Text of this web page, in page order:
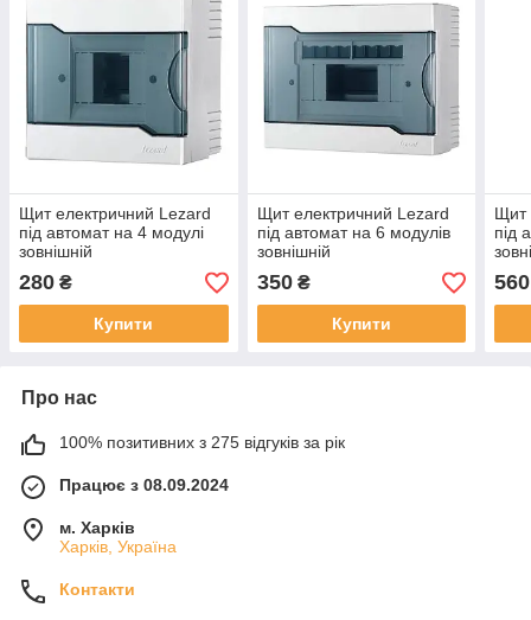
Щит електричний Lezard
під автомат на 4 модулі
зовнішній
280 ₴
Купити
Щит електричний Lezard
під автомат на 6 модулів
зовнішній
350₴
Купити
Щит
під
560
Про нас
100% позитивних з 275 відгуків за рік
Працює з 08.09.2024
м. Харків
Харків, Україна
Контакти